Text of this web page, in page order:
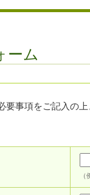
ーム
要事項をご記入の